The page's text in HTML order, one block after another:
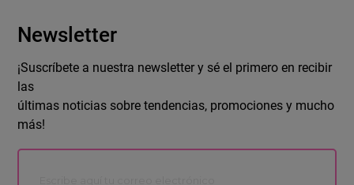
Newsletter
¡Suscríbete a nuestra newsletter y sé el primero en recibir
las
últimas noticias sobre tendencias, promociones y mucho
más!